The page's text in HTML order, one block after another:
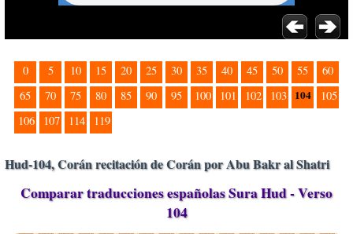
0 5 10 15 20 25 30 35 40 45 50 55
60
65
70 75 80 85 90 95 100 101 102 103 104
105
106
107 114 119
Hud-104, Corán recitación de Corán por Abu Bakr al Shatri
Comparar traducciones españolas Sura Hud - Verso
104